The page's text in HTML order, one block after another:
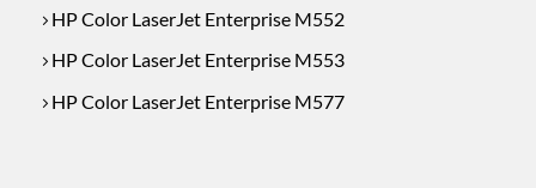
HP Color LaserJet Enterprise M552
HP Color LaserJet Enterprise M553
HP Color LaserJet Enterprise M577